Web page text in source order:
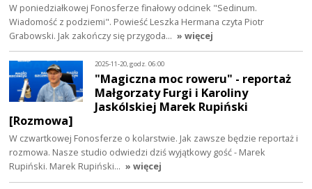
W poniedziałkowej Fonosferze finałowy odcinek "Sedinum.
Wiadomość z podziemi". Powieść Leszka Hermana czyta Piotr
Grabowski. Jak zakończy się przygoda… » więcej
2025-11-20, godz. 06:00
"Magiczna moc roweru" - reportaż
Małgorzaty Furgi i Karoliny
Jaskólskiej Marek Rupiński
[Rozmowa]
W czwartkowej Fonosferze o kolarstwie. Jak zawsze będzie reportaż i
rozmowa. Nasze studio odwiedzi dziś wyjątkowy gość - Marek
Rupiński. Marek Rupiński… » więcej